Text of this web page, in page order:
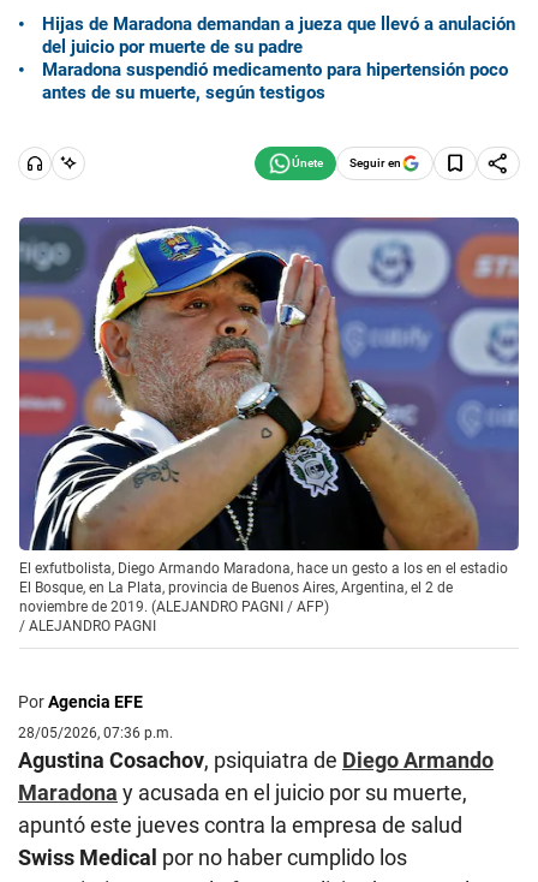
Hijas de Maradona demandan a jueza que llevó a anulación
del juicio por muerte de su padre
Maradona suspendió medicamento para hipertensión poco
antes de su muerte, según testigos
Seguir en
El exfutbolista, Diego Armando Maradona, hace un gesto a los en el estadio
El Bosque, en La Plata, provincia de Buenos Aires, Argentina, el 2 de
noviembre de 2019. (ALEJANDRO PAGNI / AFP)
/ ALEJANDRO PAGNI
PorAgencia EFE
28/05/2026, 07:36 p.m.
Agustina Cosachov, psiquiatra de Diego Armando
Maradona y acusada en el juicio por su muerte,
apuntó este jueves contra la empresa de salud
Swiss Medical por no haber cumplido los